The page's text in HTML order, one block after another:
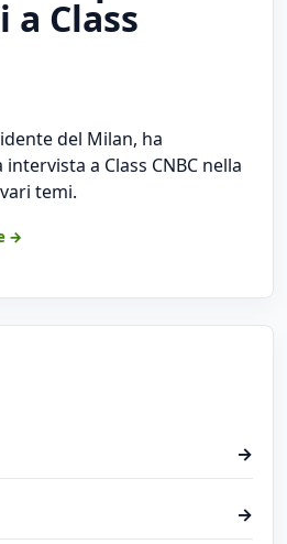
a Class
del Milan, ha
a Class CNBC nella
temi.
→
→
→